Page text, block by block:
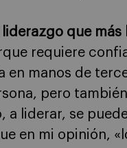
que más
requiere
en manos de
pero
a liderar, se
en mi opinión,